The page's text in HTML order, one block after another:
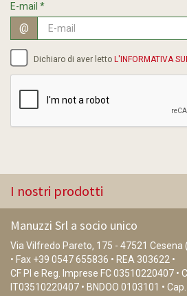
E-mail *
@
Dichiaro di aver letto L'INFORMATIVA
I nostri prodotti
Manuzzi Srl a socio unico
Via Vilfredo Pareto, 175 - 47521 Cesena
• Fax +39 0547 655836 • REA 303622 •
CF PI e Reg. Imprese FC 03510220407 •
IT03510220407 • BNDOO 0103101 •